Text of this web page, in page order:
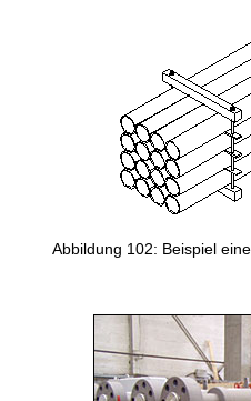
Abbildung 102: Beispiel